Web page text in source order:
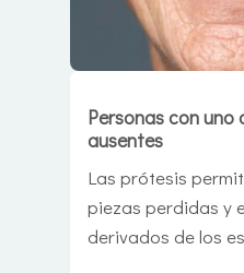
Personas con uno
ausentes
Las prótesis
piezas perdidas y
derivados de los